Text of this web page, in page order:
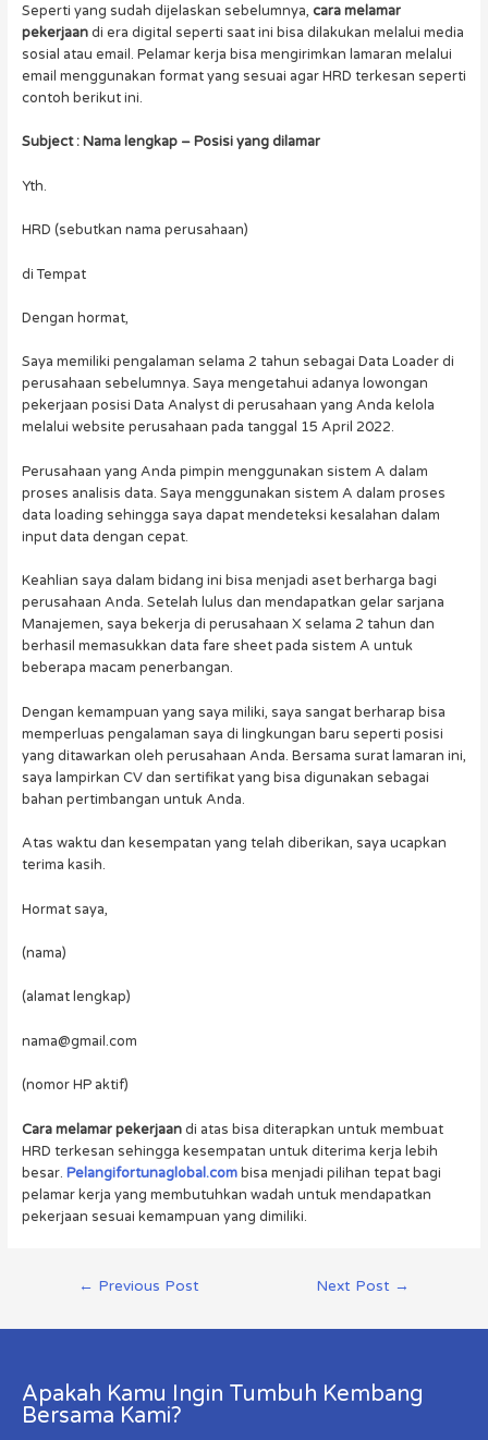
Seperti yang sudah dijelaskan sebelumnya, cara melamar
pekerjaandi era digital seperti saat ini bisa dilakukan melalui media
sosial atau email. Pelamar kerja bisa mengirimkan lamaran melalui
email menggunakan format yang sesuai agar HRD terkesan seperti
contoh berikut ini.
Subject : Nama lengkap – Posisi yang dilamar
Yth.
HRD (sebutkan nama perusahaan)
di Tempat
Dengan hormat,
Saya memiliki pengalaman selama 2 tahun sebagai Data Loader di
perusahaan sebelumnya. Saya mengetahui adanya lowongan
pekerjaan posisi Data Analyst di perusahaan yang Anda kelola
melalui website perusahaan pada tanggal 15 April 2022.
Perusahaan yang Anda pimpin menggunakan sistem A dalam
proses analisis data. Saya menggunakan sistem A dalam proses
data loading sehingga saya dapat mendeteksi kesalahan dalam
input data dengan cepat.
Keahlian saya dalam bidang ini bisa menjadi aset berharga bagi
perusahaan Anda. Setelah lulus dan mendapatkan gelar sarjana
Manajemen, saya bekerja di perusahaan X selama 2 tahun dan
berhasil memasukkan data fare sheet pada sistem A untuk
beberapa macam penerbangan.
Dengan kemampuan yang saya miliki, saya sangat berharap bisa
memperluas pengalaman saya di lingkungan baru seperti posisi
yang ditawarkan oleh perusahaan Anda. Bersama surat lamaran ini,
saya lampirkan CV dan sertifikat yang bisa digunakan sebagai
bahan pertimbangan untuk Anda.
Atas waktu dan kesempatan yang telah diberikan, saya ucapkan
terima kasih.
Hormat saya,
(nama)
(alamat lengkap)
nama@gmail.com
(nomor HP aktif)
Cara melamar pekerjaandi atas bisa diterapkan untuk membuat
HRD terkesan sehingga kesempatan untuk diterima kerja lebih
besar. Pelangifortunaglobal.combisa menjadi pilihan tepat bagi
pelamar kerja yang membutuhkan wadah untuk mendapatkan
pekerjaan sesuai kemampuan yang dimiliki.
← Previous Post Next Post →
Apakah Kamu Ingin Tumbuh Kembang
Bersama Kami?